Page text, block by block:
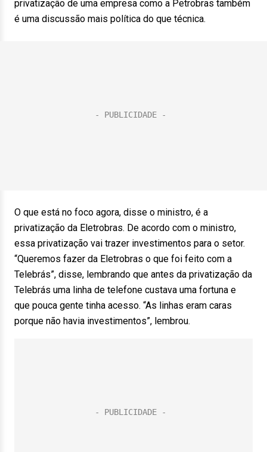
privatização de uma empresa como a Petrobras também
é uma discussão mais política do que técnica.
O que está no foco agora, disse o ministro, é a
privatização da Eletrobras. De acordo com o ministro,
essa privatização vai trazer investimentos para o setor.
“Queremos fazer da Eletrobras o que foi feito com a
Telebrás”, disse, lembrando que antes da privatização da
Telebrás uma linha de telefone custava uma fortuna e
que pouca gente tinha acesso. “As linhas eram caras
porque não havia investimentos”, lembrou.